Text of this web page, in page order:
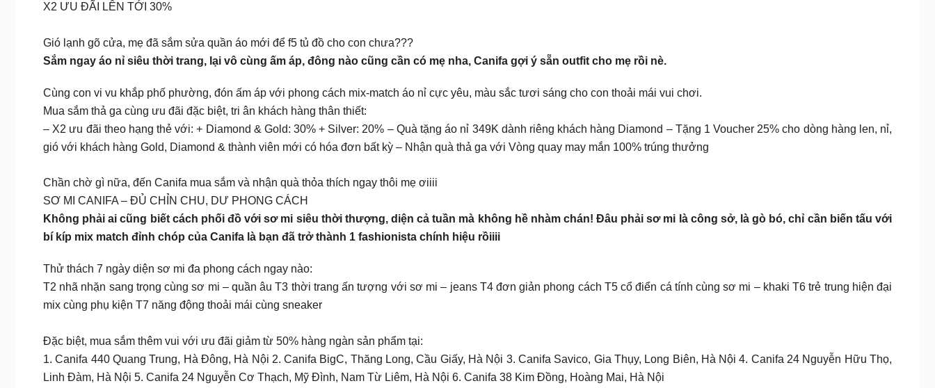
X2 ƯU ĐÃI LÊN TỚI 30%
Gió lạnh gõ cửa, mẹ đã sắm sửa quần áo mới để f5 tủ đồ cho con chưa???
Sắm ngay áo nỉ siêu thời trang, lại vô cùng ấm áp, đông nào cũng cần có mẹ nha, Canifa gợi ý sẵn outfit cho mẹ rồi nè.
Cùng con vi vu khắp phố phường, đón ấm áp với phong cách mix-match áo nỉ cực yêu, màu sắc tươi sáng cho con thoải mái vui chơi.
Mua sắm thả ga cùng ưu đãi đặc biệt, tri ân khách hàng thân thiết:
– X2 ưu đãi theo hạng thẻ với: + Diamond & Gold: 30% + Silver: 20% – Quà tặng áo nỉ 349K dành riêng khách hàng Diamond – Tặng 1 Voucher 25% cho dòng hàng len, nỉ,
gió với khách hàng Gold, Diamond & thành viên mới có hóa đơn bất kỳ – Nhận quà thả ga với Vòng quay may mắn 100% trúng thưởng
Chần chờ gì nữa, đến Canifa mua sắm và nhận quà thỏa thích ngay thôi mẹ ơiiii
SƠ MI CANIFA – ĐỦ CHỈN CHU, DƯ PHONG CÁCH
Không phải ai cũng biết cách phối đồ với sơ mi siêu thời thượng, diện cả tuần mà không hề nhàm chán! Đâu phải sơ mi là công sở, là gò bó, chỉ cần biến tấu với
bí kíp mix match đỉnh chóp của Canifa là bạn đã trở thành 1 fashionista chính hiệu rồiiii
Thử thách 7 ngày diện sơ mi đa phong cách ngay nào:
T2 nhã nhặn sang trọng cùng sơ mi – quần âu T3 thời trang ấn tượng với sơ mi – jeans T4 đơn giản phong cách T5 cổ điển cá tính cùng sơ mi – khaki T6 trẻ trung hiện đại
mix cùng phụ kiện T7 năng động thoải mái cùng sneaker
Đặc biệt, mua sắm thêm vui với ưu đãi giảm từ 50% hàng ngàn sản phẩm tại:
1. Canifa 440 Quang Trung, Hà Đông, Hà Nội 2. Canifa BigC, Thăng Long, Cầu Giấy, Hà Nội 3. Canifa Savico, Gia Thụy, Long Biên, Hà Nội 4. Canifa 24 Nguyễn Hữu Thọ,
Linh Đàm, Hà Nội 5. Canifa 24 Nguyễn Cơ Thạch, Mỹ Đình, Nam Từ Liêm, Hà Nội 6. Canifa 38 Kim Đồng, Hoàng Mai, Hà Nội